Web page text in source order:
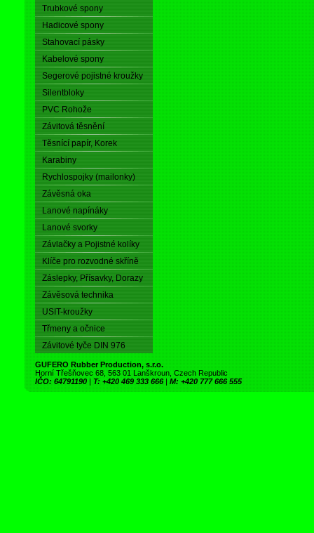
Trubkové spony
Hadicové spony
Stahovací pásky
Kabelové spony
Segerové pojistné kroužky
Silentbloky
PVC Rohože
Závitová těsnění
Těsnící papír, Korek
Karabiny
Rychlospojky (mailonky)
Závěsná oka
Lanové napínáky
Lanové svorky
Závlačky a Pojistné kolíky
Klíče pro rozvodné skříně
Záslepky, Přísavky, Dorazy
Závěsová technika
USIT-kroužky
Třmeny a očnice
Závitové tyče DIN 976
GUFERO Rubber Production, s.r.o.
Horní Třešňovec 68, 563 01 Lanškroun, Czech Republic
IČO: 64791190 | T: +420 469 333 666 | M: +420 777 666 555